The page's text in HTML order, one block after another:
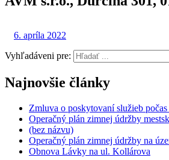
6. apríla 2022
Vyhľadáveni pre:
Najnovšie články
Zmluva o poskytovaní služieb
Operačný plán zimnej údržby
(bez názvu)
Operačný plán zimnej údržby na
Obnova Lávky na ul. Kollárova